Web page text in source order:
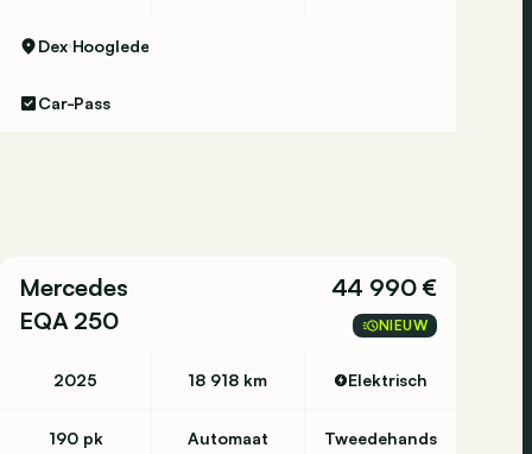
Dex Hooglede
Car-Pass
Mercedes
EQA 250
44 990 €
NIEUW
2025 18 918 km Elektrisch
190 pk Automaat Tweedehands